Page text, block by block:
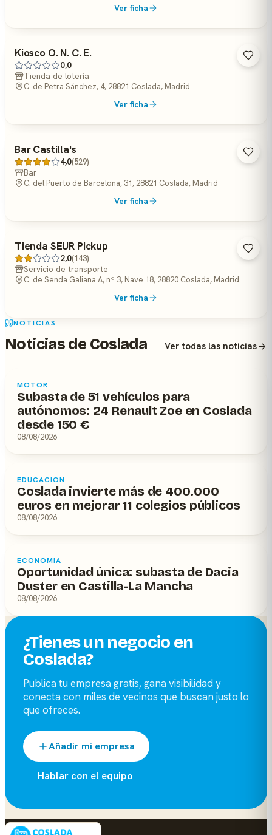
Ver ficha
Kiosco O. N. C. E.
0,0
Tienda de lotería
C. de Petra Sánchez, 4, 28821 Coslada, Madrid
Ver ficha
Bar Castilla's
4,0(529)
Bar
C. del Puerto de Barcelona, 31, 28821 Coslada, Madrid
Ver ficha
Tienda SEUR Pickup
2,0(143)
Servicio de transporte
C. de Senda Galiana A, nº 3, Nave 18, 28820 Coslada, Madrid
Ver ficha
NOTICIAS
Noticias de Coslada Ver todas las noticias
MOTOR
Subasta de 51 vehículos para
autónomos: 24 Renault Zoe en Coslada
desde 150 €
08/08/2026
EDUCACION
Coslada invierte más de 400.000
euros en mejorar 11 colegios públicos
08/08/2026
ECONOMIA
Oportunidad única: subasta de Dacia
Duster en Castilla-La Mancha
08/08/2026
¿Tienes un negocio en
Coslada?
Publica tu empresa gratis, gana visibilidad y
conecta con miles de vecinos que buscan justo lo
que ofreces.
Añadir mi empresa
Hablar con el equipo